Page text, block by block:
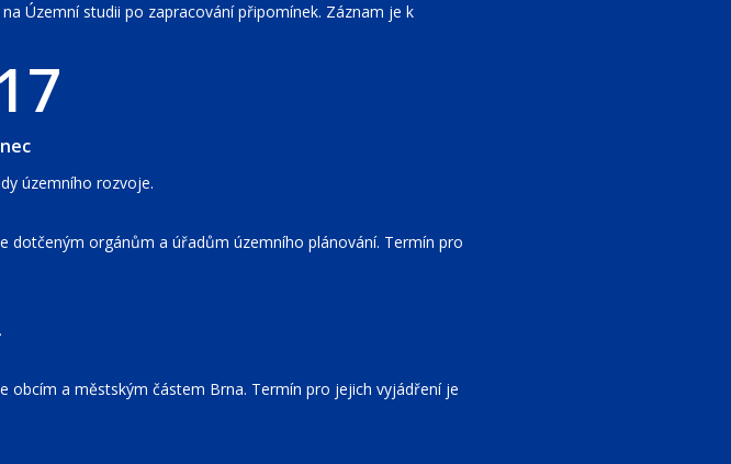
Územní studii po zapracování připomínek. Záznam je k
územního rozvoje.
dotčeným orgánům a úřadům územního plánování. Termín pro
obcím a městským částem Brna. Termín pro jejich vyjádření je